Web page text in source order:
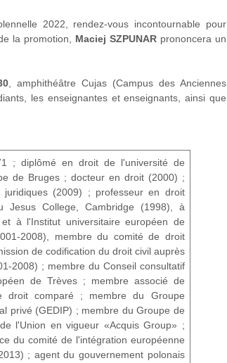
2022, rendez-vous incontournable pour
la promotion, Maciej SZPUNARprononcera un
, amphithéâtre Cujas (Campus des Anciennes
les enseignantes et enseignants, ainsi que
; diplômé en droit de l'université de
de Bruges ; docteur en droit (2000) ;
juridiques (2009) ; professeur en droit
Jesus College, Cambridge (1998), à
à l'Institut universitaire européen de
2008), membre du comité de droit
de codification du droit civil auprès
2008) ; membre du Conseil consultatif
de Trèves ; membre associé de
droit comparé ; membre du Groupe
privé (GEDIP) ; membre du Groupe de
l'Union en vigueur «Acquis Group» ;
du comité de l'intégration européenne
; agent du gouvernement polonais